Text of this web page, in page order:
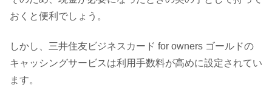
おくと便利でしょう。
しかし、三井住友ビジネスカード for owners ゴールドの
キャッシングサービスは利用手数料が高めに設定されてい
ます。